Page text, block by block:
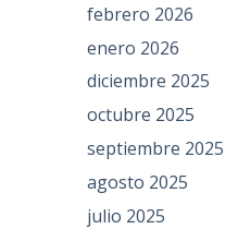
febrero 2026
enero 2026
diciembre 2025
octubre 2025
septiembre 2025
agosto 2025
julio 2025